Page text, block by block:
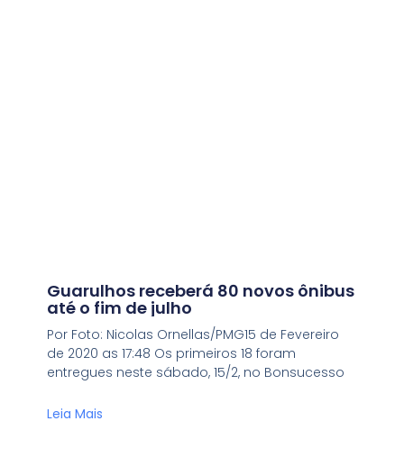
Guarulhos receberá 80 novos ônibus
até o fim de julho
Por Foto: Nicolas Ornellas/PMG15 de Fevereiro
de 2020 as 17:48 Os primeiros 18 foram
entregues neste sábado, 15/2, no Bonsucesso
Leia Mais